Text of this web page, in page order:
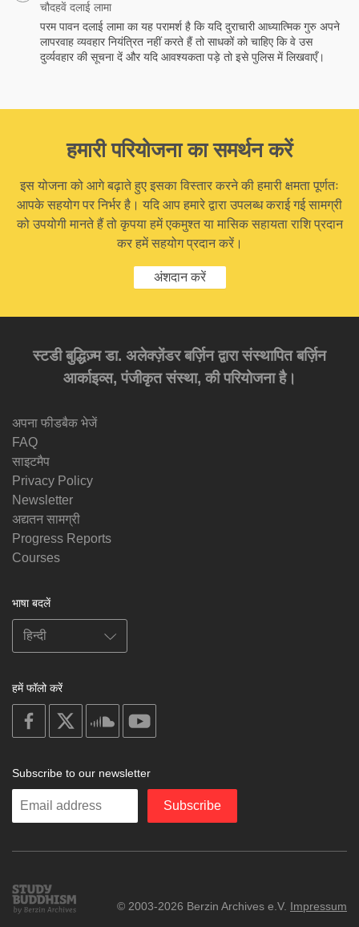
चौदहवें दलाई लामा
परम पावन दलाई लामा का यह परामर्श है कि यदि दुराचारी आध्यात्मिक गुरु अपने
लापरवाह व्यवहार नियंत्रित नहीं करते हैं तो साधकों को चाहिए कि वे उस
दुर्व्यवहार की सूचना दें और यदि आवश्यकता पड़े तो इसे पुलिस में लिखवाएँ।
हमारी परियोजना का समर्थन करें
इस योजना को आगे बढ़ाते हुए इसका विस्तार करने की हमारी क्षमता पूर्णतः
आपके सहयोग पर निर्भर है। यदि आप हमारे द्वारा उपलब्ध कराई गई सामग्री
को उपयोगी मानते हैं तो कृपया हमें एकमुश्त या मासिक सहायता राशि प्रदान
कर हमें सहयोग प्रदान करें।
अंशदान करें
स्टडी बुद्धिज़्म डा. अलेक्ज़ेंडर बर्ज़िन द्वारा संस्थापित बर्ज़िन
आर्काइव्स, पंजीकृत संस्था, की परियोजना है।
अपना फीडबैक भेजें
FAQ
साइटमैप
Privacy Policy
Newsletter
अद्यतन सामग्री
Progress Reports
Courses
भाषा बदलें
हमें फॉलो करें
on
facebook
soundcloud
Subscribe to our newsletter
Enter
Subscribe
Study
Buddhism
© 2003-2026 Berzin Archives e.V. Impressum